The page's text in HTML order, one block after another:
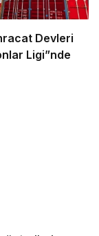
Devleri
Ligi”nde